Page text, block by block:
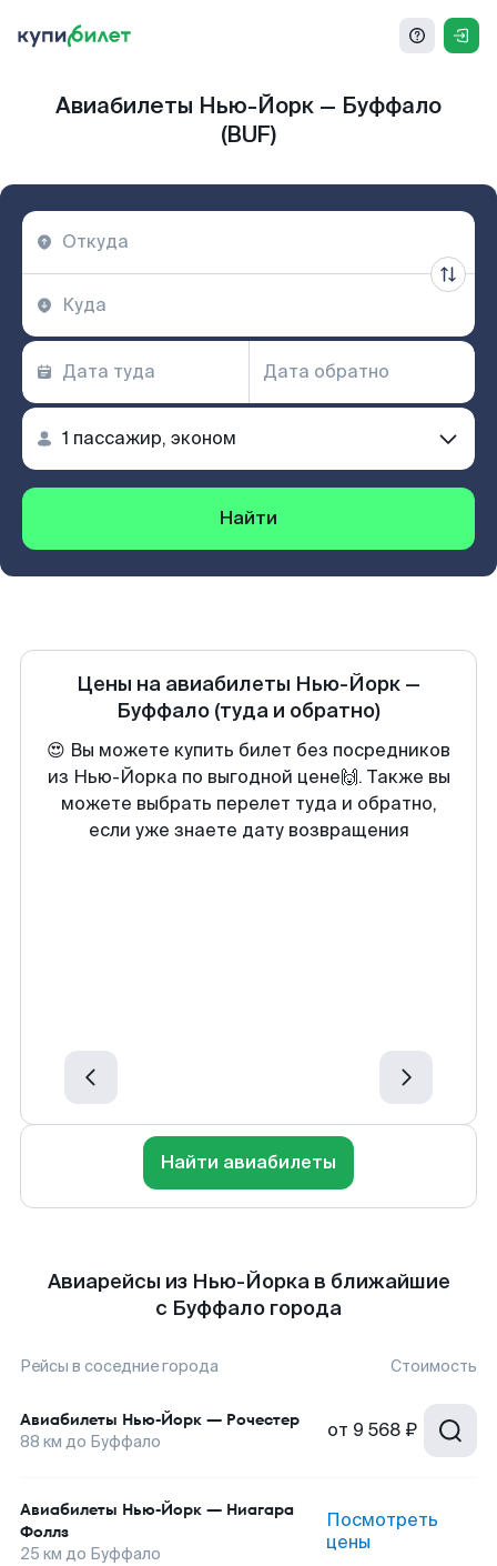
Авиабилеты Нью-Йорк — Буффало
(BUF)
Найти
Цены на авиабилеты Нью-Йорк —
Буффало (туда и обратно)
😍 Вы можете купить билет без посредников
из Нью-Йорка по выгодной цене🙌. Также вы
можете выбрать перелет туда и обратно,
если уже знаете дату возвращения
Найти авиабилеты
Авиарейсы из Нью-Йорка в ближайшие
с Буффало города
Рейсы в соседние города Стоимость
Авиабилеты Нью-Йорк — Рочестер
88 км до Буффало от 9 568 ₽
Авиабилеты Нью-Йорк — Ниагара
Фоллз
25 км до Буффало
Посмотреть
цены